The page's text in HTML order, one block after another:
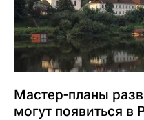
Мастер-планы
могут появиться в